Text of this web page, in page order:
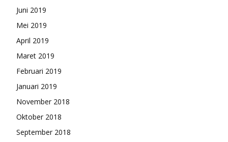
Juni 2019
Mei 2019
April 2019
Maret 2019
Februari 2019
Januari 2019
November 2018
Oktober 2018
September 2018